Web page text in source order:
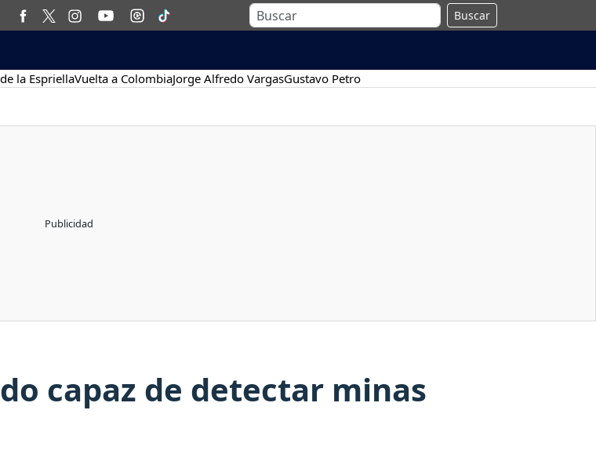
Buscar
la EspriellaVuelta a ColombiaJorge Alfredo VargasGustavo Petro
capaz de detectar minas